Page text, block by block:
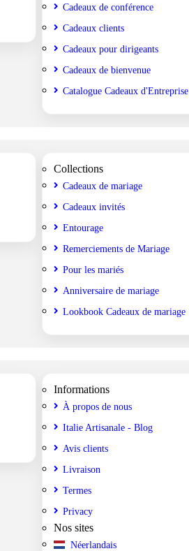
Cadeaux de conférence
Cadeaux clients
Cadeaux pour dirigeants
Cadeaux de bienvenue
Catalogue Cadeaux d'Entreprise
Collections
Cadeaux de mariage
Cadeaux invités
Entourage
Remerciements de Mariage
Pour les mariés
Anniversaire de mariage
Lookbook Cadeaux de mariage
Informations
À propos de nous
Italie Artisanale - Blog
Avis clients
Livraison
Termes
Privacy
Nos sites
Néerlandais